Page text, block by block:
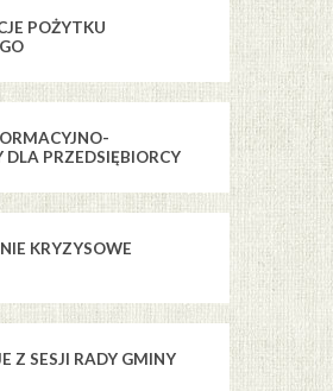
POŻYTKU
DLA PRZEDSIĘBIORCY
KRYZYSOWE
Z SESJI RADY GMINY